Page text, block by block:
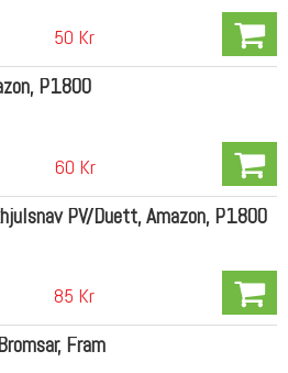
50 Kr
P1800
60 Kr
PV/Duett, Amazon, P1800
85 Kr
Fram